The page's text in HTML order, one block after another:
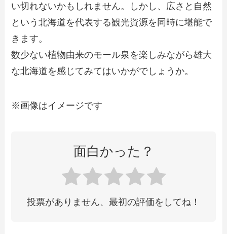
い切れないかもしれません。しかし、広さと自然
という北海道を代表する観光資源を同時に堪能で
きます。
数少ない植物由来のモール泉を楽しみながら雄大
な北海道を感じてみてはいかがでしょうか。
※画像はイメージです
面白かった？
投票がありません、最初の評価をしてね！